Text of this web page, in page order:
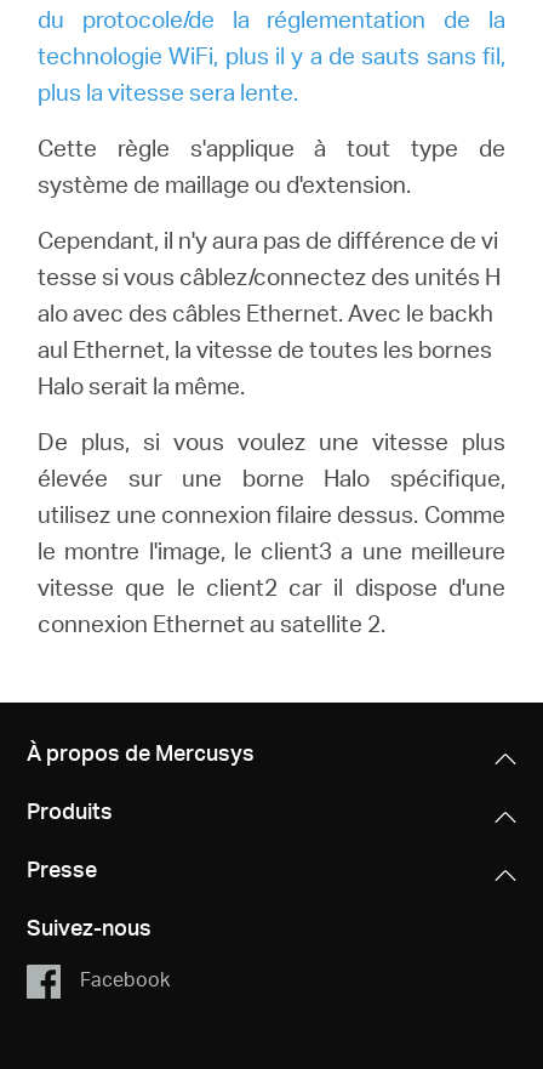
du protocole/de la réglementation de la
technologie WiFi, plus il y a de sauts sans fil,
plus la vitesse sera lente.
Cette règle s'applique à tout type de
système de maillage ou d'extension.
Cependant, il n'y aura pas de différence de vi
tesse si vous câblez/connectez des unités H
alo avec des câbles Ethernet.Avec le backh
aul Ethernet, la vitesse de toutes les bornes
Halo serait la même.
De plus, si vous voulez une vitesse plus
élevée sur une borne Halo spécifique,
utilisez une connexion filaire dessus. Comme
le montre l'image, le client3 a une meilleure
vitesse que le client2 car il dispose d'une
connexion Ethernet au satellite 2.
À propos de Mercusys
Produits
Presse
Suivez-nous
Facebook